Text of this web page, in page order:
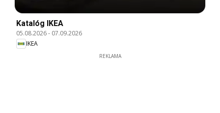
Katalóg IKEA
05.08.2026- 07.09.2026
IKEA
REKLAMA